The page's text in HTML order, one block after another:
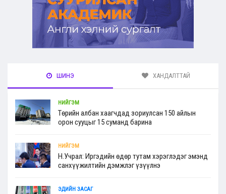
ШИНЭ ХАНДАЛТТАЙ
НИЙГЭМ
Төрийн албан хаагчдад зориулсан 150 айлын
орон сууцыг 15 суманд барина
НИЙГЭМ
Н.Учрал: Иргэдийн өдөр тутам хэрэглэдэг эмэнд
санхүүжилтийн дэмжлэг үзүүлнэ
ЭДИЙН ЗАСАГ